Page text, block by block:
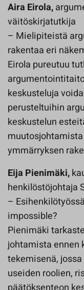
Aira Eirola,
väitöskirjatutkija
– Mielipiteistä
rakentaa eri
Eirola pureutuu
keskusteluja
perusteltuihin
keskustelun
ymmärryksen
Eija Pienimäki,
henkilöstöjohtaja
–
impossible?
Pienimäki
johtamista ennen
tekemisenä,
useiden roolien,